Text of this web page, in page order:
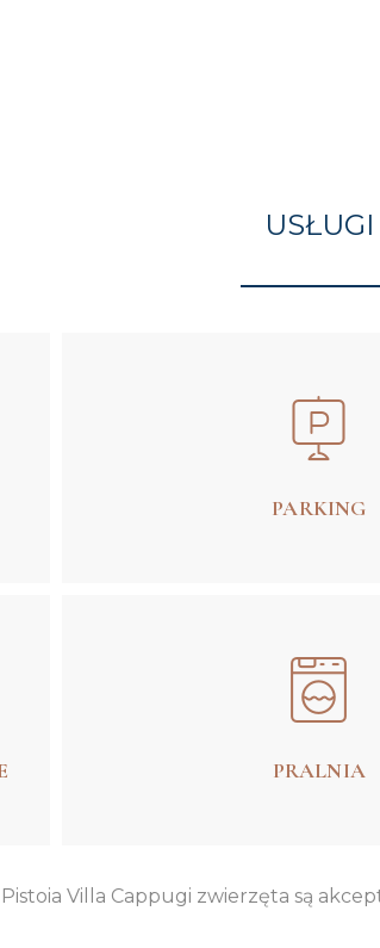
USŁUGI
PARKING
PRALNIA
Villa Cappugi zwierzęta są